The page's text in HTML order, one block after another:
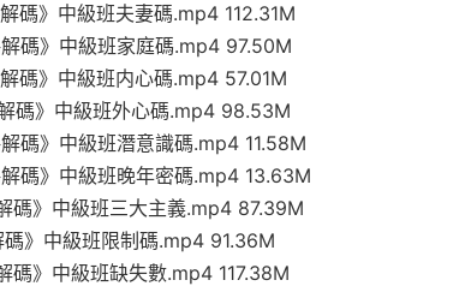
碼》中級班夫妻碼.mp4 112.31M
碼》中級班家庭碼.mp4 97.50M
碼》中級班内心碼.mp4 57.01M
碼》中級班外心碼.mp4 98.53M
碼》中級班潛意識碼.mp4 11.58M
碼》中級班晚年密碼.mp4 13.63M
碼》中級班三大主義.mp4 87.39M
碼》中級班限制碼.mp4 91.36M
碼》中級班缺失數.mp4 117.38M